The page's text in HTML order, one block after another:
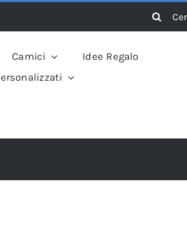
Cerca
per:
Camici
Idee Regalo